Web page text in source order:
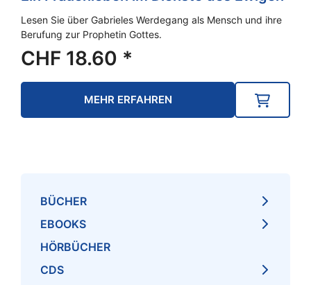
Lesen Sie über Gabrieles Werdegang als Mensch und ihre
Berufung zur Prophetin Gottes.
CHF 18.60 *
MEHR ERFAHREN
BÜCHER
EBOOKS
HÖRBÜCHER
CDS